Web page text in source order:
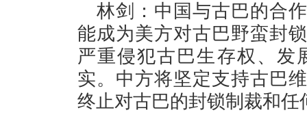
林剑：中国与古巴的合
能成为美方对古巴野蛮封
严重侵犯古巴生存权、发
实。中方将坚定支持古巴
终止对古巴的封锁制裁和